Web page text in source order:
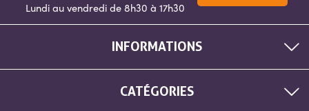
Lundi au vendredi de 8h30 à 17h30
INFORMATIONS
CATÉGORIES